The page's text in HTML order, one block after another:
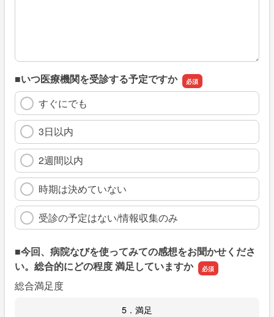
■いつ医療機関を受診する予定ですか
すぐにでも
3日以内
2週間以内
時期は決めていない
受診の予定はない/情報収集のみ
■今回、病院なびを使ってみての感想をお聞かせくださ
い。総合的にどの程度 満足していますか
総合満足度
5．満足